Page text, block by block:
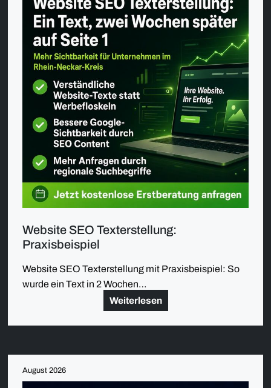
Website SEO Texterstellung:
Praxisbeispiel
Website SEO Texterstellung mit Praxisbeispiel: So
wurde ein Text in 2 Wochen…
Weiterlesen
August 2026